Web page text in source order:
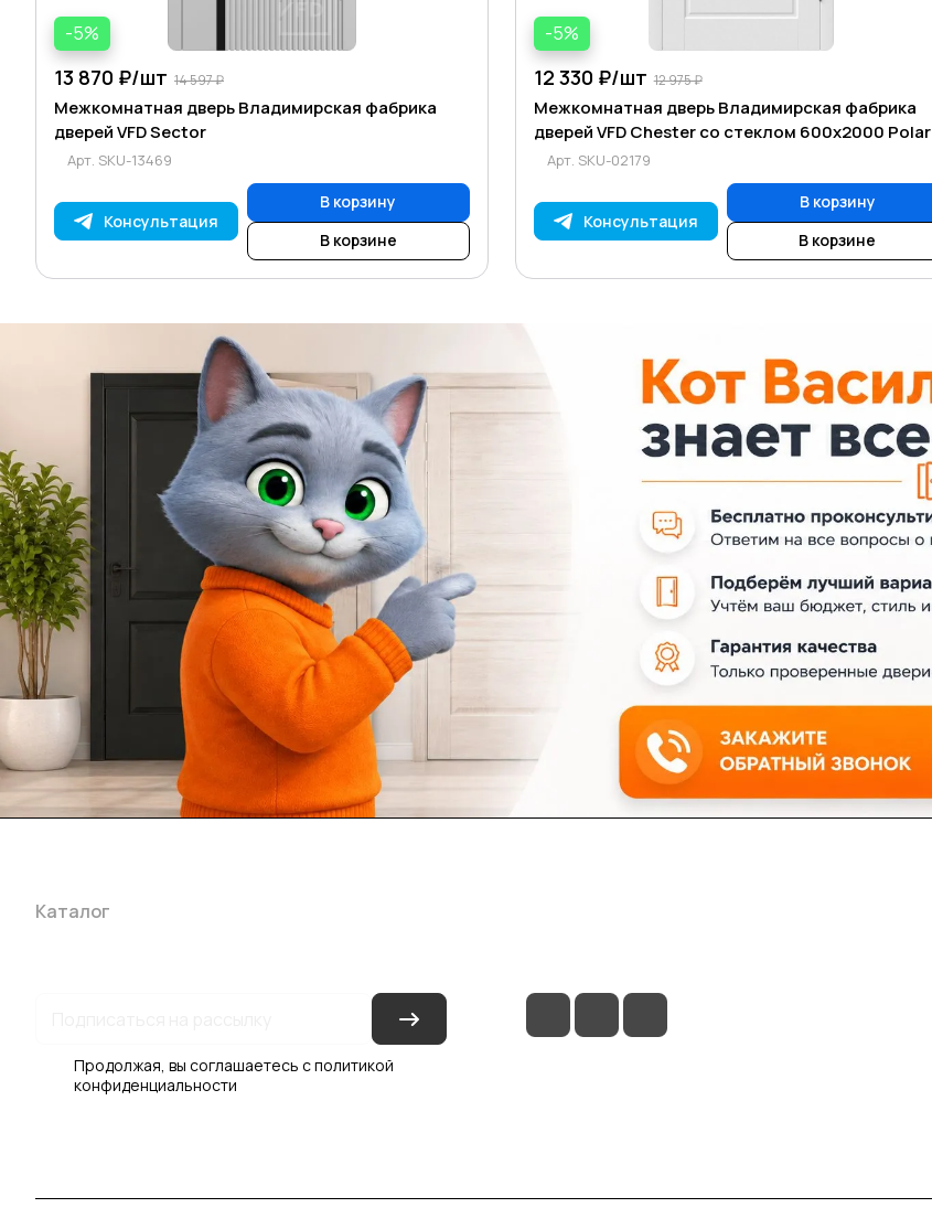
-5%
13 870 ₽/шт 14 597 ₽
Межкомнатная дверь Владимирская фабрика
дверей VFD Sector
Арт. SKU-13469
Консультация
В корзину
В корзине
-5%
12 330 ₽/шт 12 975 ₽
Межкомнатная дверь Владимирская фабрика
дверей VFD Chester со стеклом 600х2000 Polar
Арт. SKU-02179
Консультация
В корзину
В корзине
Каталог
Продолжая, вы соглашаетесь сполитикой
конфиденциальности